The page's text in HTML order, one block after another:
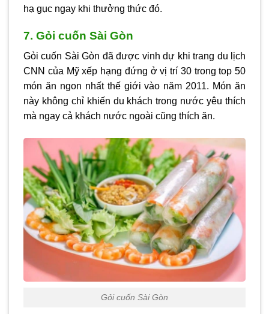
hạ gục ngay khi thưởng thức đó.
7. Gỏi cuốn Sài Gòn
Gỏi cuốn Sài Gòn đã được vinh dự khi trang du lịch
CNN của Mỹ xếp hạng đứng ở vị trí 30 trong top 50
món ăn ngon nhất thế giới vào năm 2011. Món ăn
này không chỉ khiến du khách trong nước yêu thích
mà ngay cả khách nước ngoài cũng thích ăn.
Gỏi cuốn Sài Gòn